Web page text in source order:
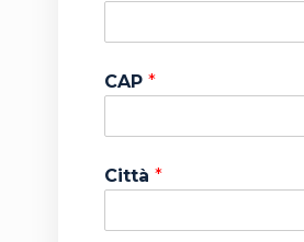
CAP *
Città *